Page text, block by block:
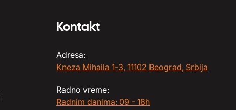
Kontakt
Adresa:
Kneza Mihaila 1-3, 11102 Beograd, Srbija
Radno vreme:
Radnim danima: 09 - 18h